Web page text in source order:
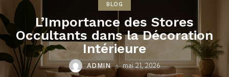
BLOG
L’Importance des Stores
Occultants dans la Décoration
Intérieure
ADMIN mai 21, 2026